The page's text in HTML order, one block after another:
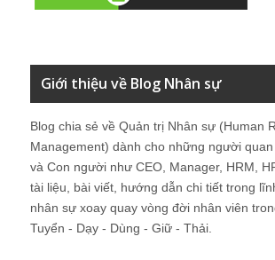
Giới thiệu về Blog Nhân sự
Blog chia sẻ về Quản trị Nhân sự (Human
Management) dành cho những người
và Con người như CEO, Manager, HRM,
tài liệu, bài viết, hướng dẫn chi tiết trong
nhân sự xoay quay vòng đời nhân viên
Tuyển - Dạy - Dùng - Giữ - Thải.